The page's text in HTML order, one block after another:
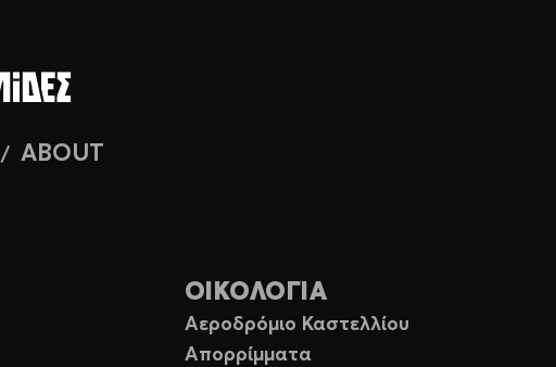
ABOUT
ΟΙΚΟΛΟΓΙΑ
Αεροδρόμιο Καστελλίου
Απορρίμματα